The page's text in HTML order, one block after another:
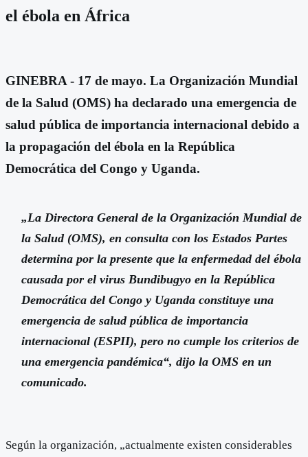
el ébola en África
GINEBRA - 17 de mayo. La Organización Mundial
de la Salud (OMS) ha declarado una emergencia de
salud pública de importancia internacional debido a
la propagación del ébola en la República
Democrática del Congo y Uganda.
„La Directora General de la Organización Mundial de
la Salud (OMS), en consulta con los Estados Partes
determina por la presente que la enfermedad del ébola
causada por el virus Bundibugyo en la República
Democrática del Congo y Uganda constituye una
emergencia de salud pública de importancia
internacional (ESPII), pero no cumple los criterios de
una emergencia pandémica“, dijo la OMS en un
comunicado.
Según la organización, „actualmente existen considerables